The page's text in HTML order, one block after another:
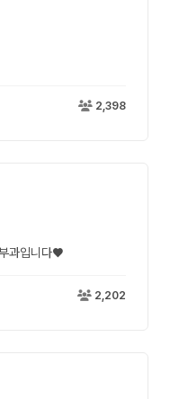
2,398
과입니다♥
2,202